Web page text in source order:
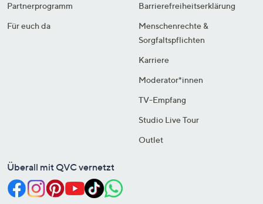
Partnerprogramm
Für euch da
Barrierefreiheitserklärung
Menschenrechte &
Sorgfaltspflichten
Karriere
Moderator*innen
TV-Empfang
Studio Live Tour
Outlet
Überall mit QVC vernetzt